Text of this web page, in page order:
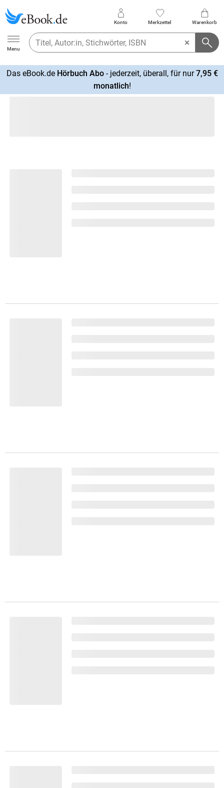
Ebook.de
Menu
Konto Merkzettel Warenkorb
Das eBook.de Hörbuch Abo- jederzeit, überall, für nur7,95 €
monatlich!